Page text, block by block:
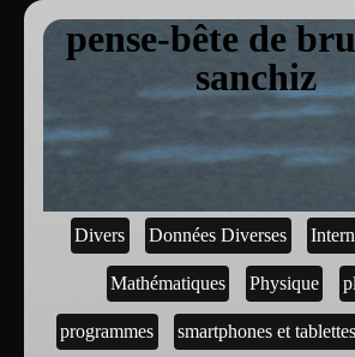
pense-bête de
sanchiz
Divers Données Diverses
Mathématiques Physique
programmes smartphones et tablettes